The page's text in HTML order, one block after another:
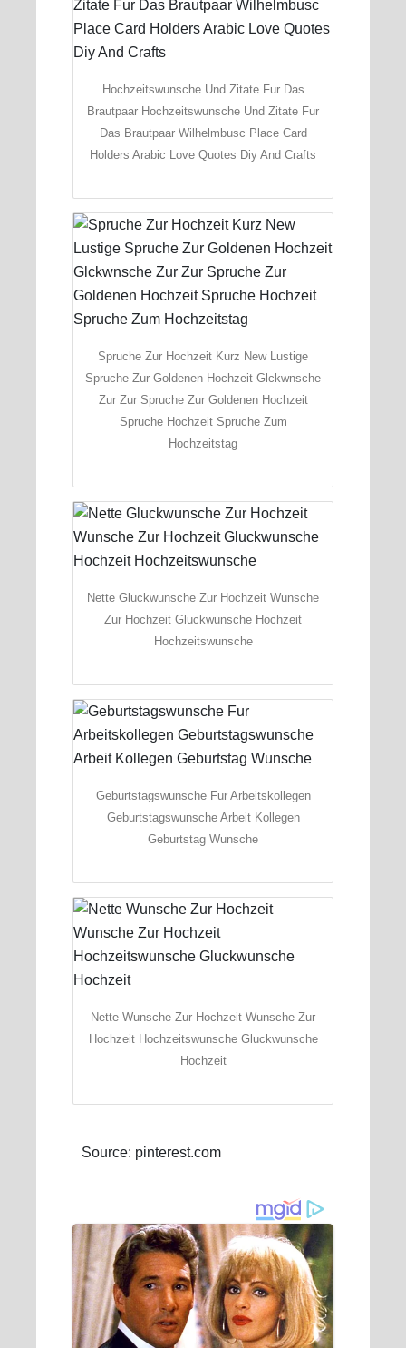
Hochzeitswunsche Und Zitate Fur Das
Brautpaar Hochzeitswunsche Und Zitate Fur
Das Brautpaar Wilhelmbusc Place Card
Holders Arabic Love Quotes Diy And Crafts
Spruche Zur Hochzeit Kurz New Lustige
Spruche Zur Goldenen Hochzeit Glckwnsche
Zur Zur Spruche Zur Goldenen Hochzeit
Spruche Hochzeit Spruche Zum
Hochzeitstag
Nette Gluckwunsche Zur Hochzeit Wunsche
Zur Hochzeit Gluckwunsche Hochzeit
Hochzeitswunsche
Geburtstagswunsche Fur Arbeitskollegen
Geburtstagswunsche Arbeit Kollegen
Geburtstag Wunsche
Nette Wunsche Zur Hochzeit Wunsche Zur
Hochzeit Hochzeitswunsche Gluckwunsche
Hochzeit
Source: pinterest.com